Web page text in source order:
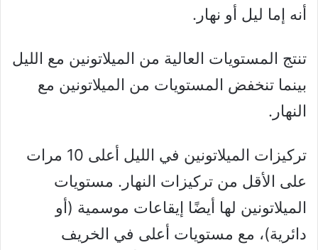
أنه إما ليل أو نهار.
تنتج المستويات العالية من الميلاتونين مع الليل
بينما تنخفض المستويات من الميلاتونين مع
النهار.
تركيزات الميلاتونين في الليل أعلى 10 مرات
على الأقل من تركيزات النهار. مستويات
الميلاتونين لها أيضًا إيقاعات موسمية (أو
دائرية)، مع مستويات أعلى في الخريف